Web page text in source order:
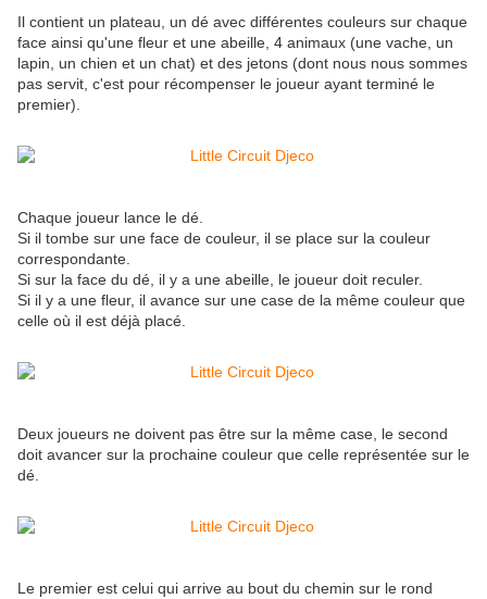
Il contient un plateau, un dé avec différentes couleurs sur chaque
face ainsi qu'une fleur et une abeille, 4 animaux (une vache, un
lapin, un chien et un chat) et des jetons (dont nous nous sommes
pas servit, c'est pour récompenser le joueur ayant terminé le
premier).
Chaque joueur lance le dé.
Si il tombe sur une face de couleur, il se place sur la couleur
correspondante.
Si sur la face du dé, il y a une abeille, le joueur doit reculer.
Si il y a une fleur, il avance sur une case de la même couleur que
celle où il est déjà placé.
Deux joueurs ne doivent pas être sur la même case, le second
doit avancer sur la prochaine couleur que celle représentée sur le
dé.
Le premier est celui qui arrive au bout du chemin sur le rond